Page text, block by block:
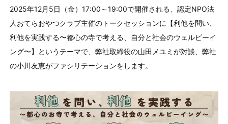
2025年12月5日（金）17:00～19:00で開催される、認定NPO法
人おてらおやつクラブ主催のトークセッションに【利他を問い、
利他を実践する〜都心の寺で考える、自分と社会のウェルビーイ
ング〜】というテーマで、弊社取締役の山田メユミが対談、弊社
の小川友恵がファシリテーションをします。